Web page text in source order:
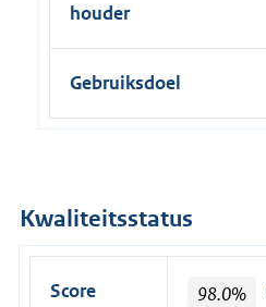
houder
Gebruiksdoel
Kwaliteitsstatus
Score
98.0%